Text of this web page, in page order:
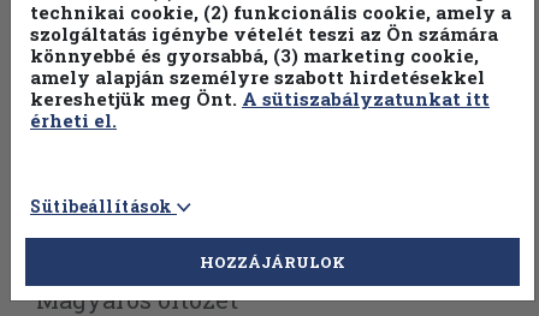
Vissza az előző oldalra Válasszon példányt
Magyaros öltözet
technikai cookie, (2) funkcionális cookie, amely a
szolgáltatás igénybe vételét teszi az Ön számára
könnyebbé és gyorsabbá, (3) marketing cookie,
amely alapján személyre szabott hirdetésekkel
kereshetjük meg Önt. A sütiszabályzatunkat itt
érheti el.
Sütibeállítások
HOZZÁJÁRULOK